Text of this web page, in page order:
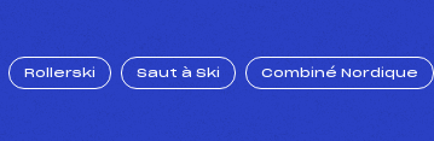
Rollerski Saut à Ski Combiné Nordique